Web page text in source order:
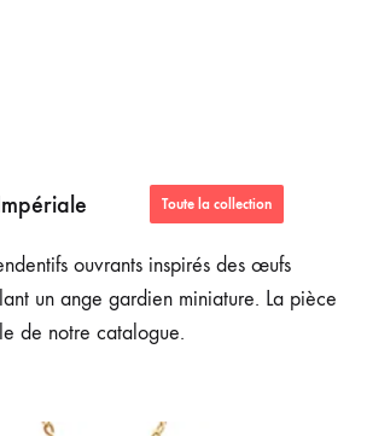
Toute la collection
ouvrants inspirés des œufs
un ange gardien miniature. La pièce
de notre catalogue.